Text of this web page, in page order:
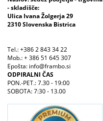
- skladišče:
Ulica Ivana Žolgerja 29
2310 Slovenska Bistrica
Tel.: +386 2 843 34 22
Mob.: + 386 51 645 307
Epošta: info@frambo.si
ODPIRALNI ČAS
PON.-PET.: 7.30 - 19:00
SOBOTA: 7:30 - 13.00